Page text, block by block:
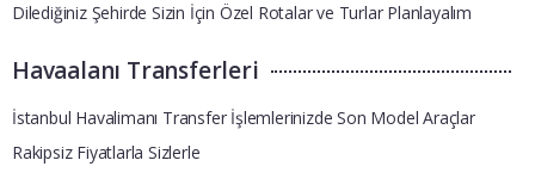
Dilediğiniz Şehirde Sizin İçin Özel Rotalar ve Turlar Planlayalım
Havaalanı Transferleri
İstanbul Havalimanı Transfer İşlemlerinizde Son Model Araçlar
Rakipsiz Fiyatlarla Sizlerle